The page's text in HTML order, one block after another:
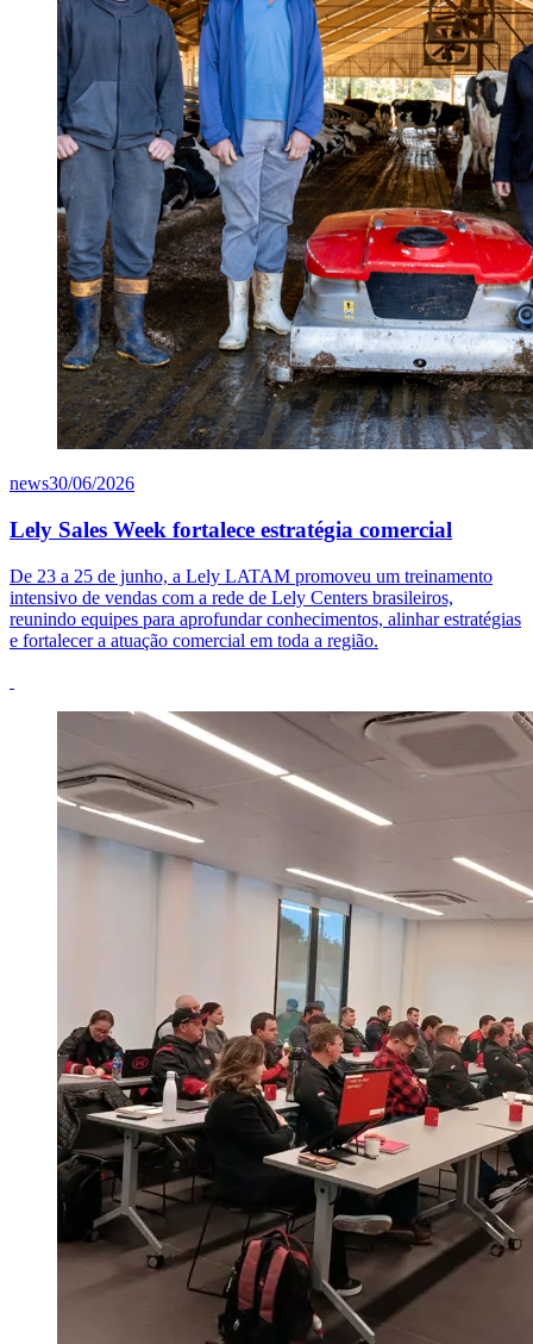
news30/06/2026
Lely Sales Week fortalece estratégia comercial
De 23 a 25 de junho, a Lely LATAM promoveu um treinamento
intensivo de vendas com a rede de Lely Centers brasileiros,
reunindo equipes para aprofundar conhecimentos, alinhar estratégias
e fortalecer a atuação comercial em toda a região.